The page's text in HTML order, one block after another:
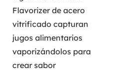
Flavorizer de acero
vitrificado capturan
jugos alimentarios
vaporizándolos para
crear sabor